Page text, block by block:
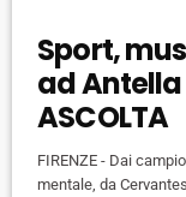
Sport,
ad Antella
ASCOLTA
FIRENZE - Dai
mentale, da